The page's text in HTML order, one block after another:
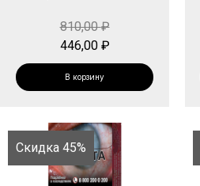
810,00₽
446,00 ₽
В корзину
Скидка 45%